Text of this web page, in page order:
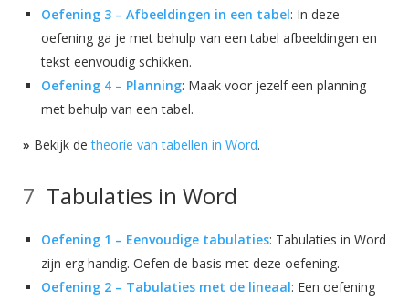
Oefening 3 – Afbeeldingen in een tabel: In deze
oefening ga je met behulp van een tabel afbeeldingen en
tekst eenvoudig schikken.
Oefening 4 – Planning: Maak voor jezelf een planning
met behulp van een tabel.
» Bekijk detheorie van tabellen in Word.
Tabulaties in Word
Oefening 1 – Eenvoudige tabulaties: Tabulaties in Word
zijn erg handig. Oefen de basis met deze oefening.
Oefening 2 – Tabulaties met de lineaal: Een oefening